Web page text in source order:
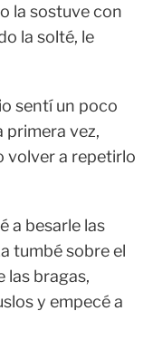
la sostuve con
la solté, le
sentí un poco
primera vez,
volver a repetirlo
a besarle las
tumbé sobre el
las bragas,
y empecé a